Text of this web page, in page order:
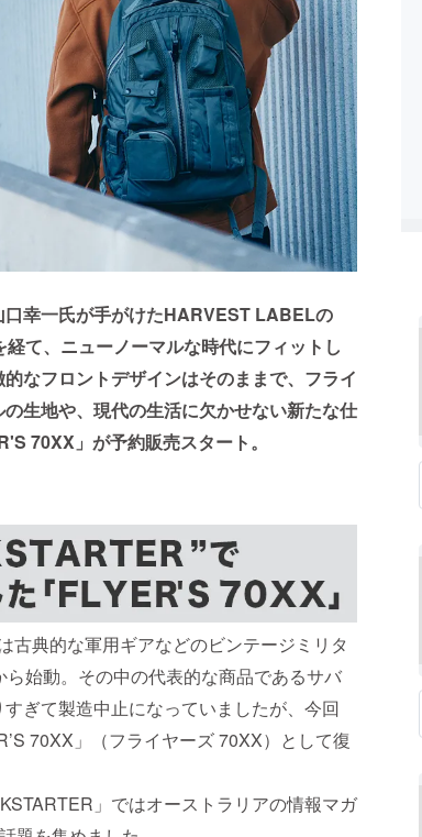
幸一氏が手がけたHARVEST LABELの
て、ニューノーマルな時代にフィットし
なフロントデザインはそのままで、フライ
生地や、現代の生活に欠かせない新たな仕
70XX」が予約販売スタート。
典的な軍用ギアなどのビンテージミリタ
始動。その中の代表的な商品であるサバ
ぎて製造中止になっていましたが、今回
70XX」（フライヤーズ 70XX）として復
」ではオーストラリアの情報マガ